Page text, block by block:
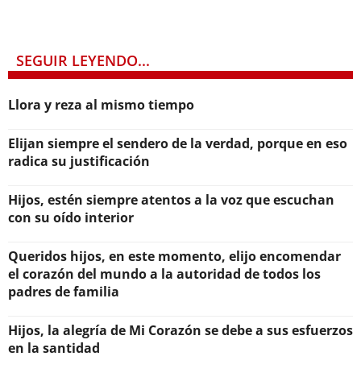
SEGUIR LEYENDO...
Llora y reza al mismo tiempo
Elijan siempre el sendero de la verdad, porque en eso
radica su justificación
Hijos, estén siempre atentos a la voz que escuchan
con su oído interior
Queridos hijos, en este momento, elijo encomendar
el corazón del mundo a la autoridad de todos los
padres de familia
Hijos, la alegría de Mi Corazón se debe a sus esfuerzos
en la santidad